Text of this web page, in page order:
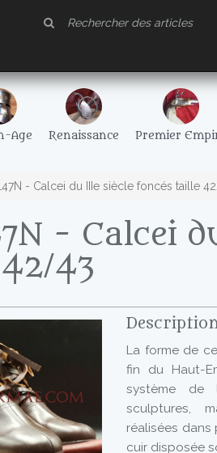
Age Renaissance Premier
- Calcei du IIIe siècle foncés taille
- Calcei
43
La forme de
fin du Haut-
système de
sculptures,
réalisées dans
cuir disposée